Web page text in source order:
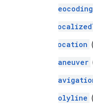
Location
Maneuver
Polyline